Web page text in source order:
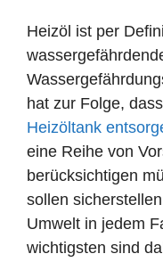
Heizöl ist per
hat zur Folge,
Heizöltank
eine Reihe von
berücksichtigen
sollen
Umwelt in jedem
wichtigsten sind